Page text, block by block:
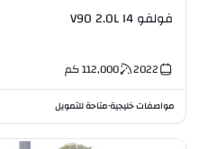
فولفو V90 2.0L I4
2022
112,000كم
مواصفات خليجية•متاحة للتمويل